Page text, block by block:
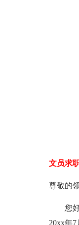
文员求
尊敬的
您好!
20xx年